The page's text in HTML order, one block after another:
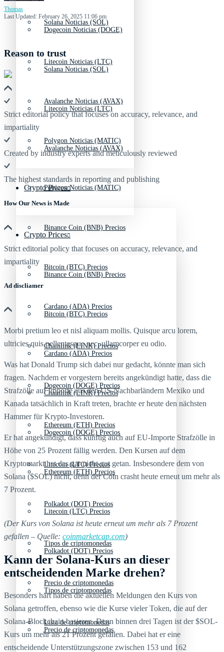
Solana Noticias (SOL)
Litecoin Noticias (LTC)
Avalanche Noticias (AVAX)
Polygon Noticias (MATIC)
Crypto Prices
Binance Coin (BNB) Precios
Bitcoin (BTC) Precios
Cardano (ADA) Precios
Chainlink (LINK) Precios
Dogecoin (DOGE) Precios
Ethereum (ETH) Precios
Litecoin (LTC) Precios
Polkadot (DOT) Precios
Tipos de criptomonedas
Precio de criptomonedas
Lista de criptomonedas
Dogecoin Noticias (DOGE)
Solana Noticias (SOL)
Litecoin Noticias (LTC)
Avalanche Noticias (AVAX)
Polygon Noticias (MATIC)
Crypto Prices
Binance Coin (BNB) Precios
Bitcoin (BTC) Precios
Cardano (ADA) Precios
Chainlink (LINK) Precios
Dogecoin (DOGE) Precios
Ethereum (ETH) Precios
Litecoin (LTC) Precios
Polkadot (DOT) Precios
Tipos de criptomonedas
Precio de criptomonedas
Thomas
Last Updated: February 26, 2025 11:06 pm
Reason to trust
Strict editorial policy that focuses on accuracy, relevance, and
impartiality
Created by industry experts and meticulously reviewed
The highest standards in reporting and publishing
How Our News is Made
Strict editorial policy that focuses on accuracy, relevance, and
impartiality
Ad discliamer
Morbi pretium leo et nisl aliquam mollis. Quisque arcu lorem,
ultricies quis pellentesque nec, ullamcorper eu odio.
Was hat Donald Trump sich dabei nur gedacht, könnte man sich
fragen. Nachdem er vorgestern bereits angekündigt hatte, dass die
Strafzölle auf Importe aus den US-Nachbarländern Mexiko und
Kanada tatsächlich in Kraft treten, brachte er heute den nächsten
Hammer für Krypto-Investoren.
Er hat angekündigt, dass künftig auch auf EU-Importe Strafzölle in
Höhe von 25 Prozent fällig werden. Den Kursen auf dem
Kryptomarkt hat das gar nicht gut getan. Insbesondere dem von
Solana ($SOL) nicht, denn der Coin crasht heute erneut um mehr als
7 Prozent.
(Der Kurs von Solana ist heute erneut um mehr als 7 Prozent
gefallen – Quelle: coinmarketcap.com)
Kann der Solana-Kurs an dieser
entscheidenden Marke drehen?
Besonders hart haben die aktuellen Meldungen den Kurs von
Solana getroffen, ebenso wie die Kurse vieler Token, die auf der
Solana-Blockchain basieren. Denn binnen drei Tagen ist der $SOL-
Kurs um mehr als 21 Prozent gefallen. Dabei hat er eine
entscheidende Unterstützungszone zwischen 153 und 162